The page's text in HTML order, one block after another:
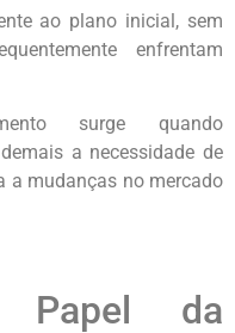
ao plano inicial, sem
enfrentam
surge quando
a necessidade de
a mudanças no mercado
da